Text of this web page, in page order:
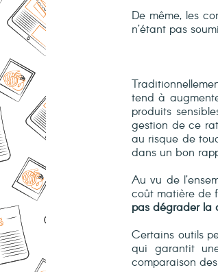
De même, les
n’étant pas
tend à
produits
gestion de ce
au risque de
dans un bon
Au vu de
coût matière de
pas dégrader la
Certains outils
qui garantit
comparaison